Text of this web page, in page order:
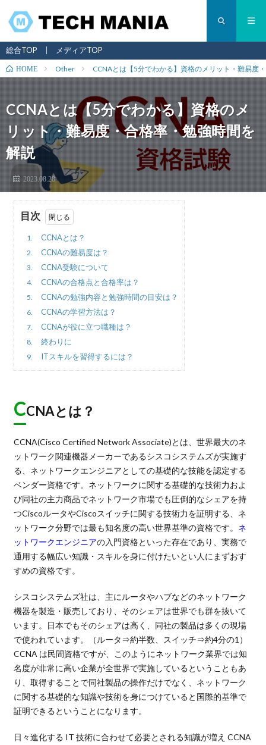
総合TOP メディアTOP
HOME Other CCNAとは【5分でわかる】資格のメリット・難易度
CCNAとは【5分でわかる】資格のメ
リット・難易度・合格率・勉強時間を
解説
2023.08.28
目次
1. CCNAとは？
2. CCNAの難易度は？
3. CCNA受験について
4. CCNAの合格点と合格率は？
5. CCNAの勉強内容と勉強時間の目安は？
6. CCNAの学習方法は？
7. CCNAが役に立つ職種は？
8. 終わりに
9. ITスキルを習得するには？
CCNAとは？
CCNA(Cisco Certified Network Associate)とは、世界最大のネ
ットワーク関連機器メーカーであるシスコシステムズが実施す
る、ネットワークエンジニアとしての基礎的な技能を認定する
ベンダー資格です。ネットワークに関する基礎的な技術力およ
び同社の主力商品でネットワーク市場でも圧倒的なシェアを持
つCiscoルータやCiscoスイッチに関する技術力を証明する、ネ
ットワーク分野では最も知名度の高い世界基準の資格です。 ネ
ットワークエンジニアの入門資格といった存在であり、実務で
通用する幅広い知識・スキルを身に付けたいとい人にまずおす
すめの資格です。
シスコシステムズ社は、主にルータやハブなどのネットワーク
機器を製造・販売しており、そのシェアは世界でも群を抜いて
います。日本でもそのシェアは高く、同社の製品は多くの現場
で使われています。（ルータ⇒約半数、スイッチ⇒約4分の1）
CCNA は民間資格ですが、このようにネットワーク業界では知
名度が非常に高い企業が全世界で実施しているということもあ
り、取得することで同社製品の操作だけでなく、ネットワーク
に関する基礎的な知識や技術を身につけていると国際的基準で
証明できるということになります。
日々進化する IT 技術に合わせて必要とされる知識が増え CCNA